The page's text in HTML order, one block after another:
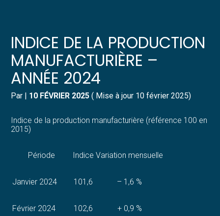
Gérer votre quotidien
Piloter votre entreprise
Développer votre entreprise
Construire votre patrimoine
Structurer votre croissance
électronique
Suivre votre comptabilité
Gérer vos ressources humaines
Dématérialiser vos documents
INDICE DE LA PRODUCTION
MANUFACTURIÈRE –
ANNÉE 2024
Par | 10 FÉVRIER 2025 ( Mise à jour 10 février 2025)
Indice de la production manufacturière (référence 100 en
2015)
Période Indice Variation mensuelle
Janvier 2024 101,6 – 1,6 %
Février 2024 102,6 + 0,9 %